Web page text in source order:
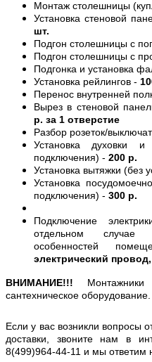
Монтаж столешницы
Установка стеновой
шт.
Подгон столешницы с
Подгон столешницы с
Подгонка и установка
Установка рейлингов -
Перенос внутренней
Вырез в стеновой
р. за 1 отверстие
Разбор розеток/
Установка духовки
подключения) - 200 р.
Установка вытяжки (без
Установка
подключения) - 300 р.
Подключение
отдельном случае
особенностей
электрический
ВНИМАНИЕ!!!
сантехническое оборудование.
Если у вас возникли вопросы
доставки, звоните нам в
8(499)964-44-11 и мы ответим